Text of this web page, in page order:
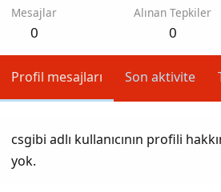
Mesajlar
0
Alınan Tepkiler
0
Profil mesajları Son aktivite
csgibi adlı kullanıcının profili
yok.